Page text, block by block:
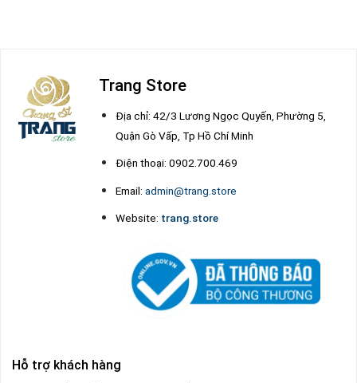
Trang Store
Địa chỉ: 42/3 Lương Ngọc Quyến, Phường 5,
Quận Gò Vấp, Tp Hồ Chí Minh
Điện thoại: 0902.700.469
Email:admin@trang.store
Website: trang.store
Hỗ trợ khách hàng